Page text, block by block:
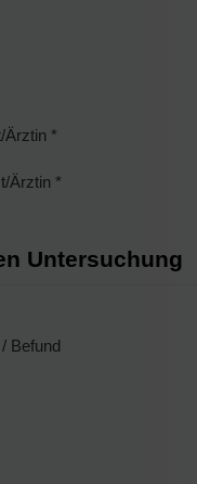
Ärztin *
Ärztin *
Untersuchung
Befund